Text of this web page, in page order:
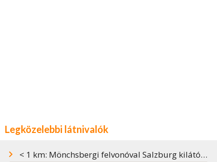
Legközelebbi látnivalók
< 1 km: Mönchsbergi felvonóval Salzburg kilátóteraszára